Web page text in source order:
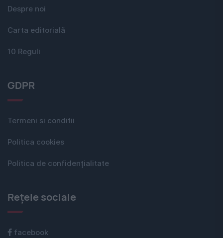
Despre noi
Carta editorială
10 Reguli
GDPR
Termeni si conditii
Politica cookies
Politica de confidențialitate
Rețele sociale
facebook